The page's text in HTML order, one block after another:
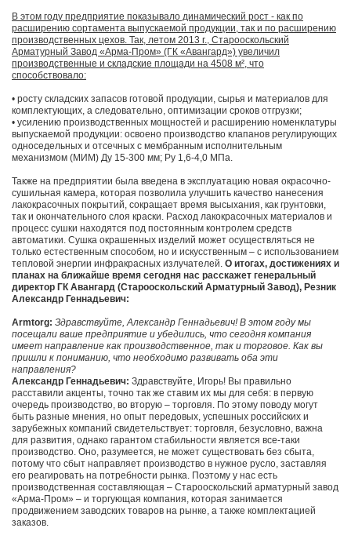
В этом году предприятие показывало динамический рост - как по
расширению сортамента выпускаемой продукции, так и по расширению
производственных цехов. Так, летом 2013 г., Старооскольский
Арматурный Завод «Арма-Пром» (ГК «Авангард») увеличил
производственные и складские площади на 4508 м², что
способствовало:
• росту складских запасов готовой продукции, сырья и материалов для
комплектующих, а следовательно, оптимизации сроков отгрузки;
• усилению производственных мощностей и расширению номенклатуры
выпускаемой продукции: освоено производство клапанов регулирующих
односедельных и отсечных с мембранным исполнительным
механизмом (МИМ) Ду 15-300 мм; Ру 1,6-4,0 МПа.
Также на предприятии была введена в эксплуатацию новая окрасочно-
сушильная камера, которая позволила улучшить качество нанесения
лакокрасочных покрытий, сокращает время высыхания, как грунтовки,
так и окончательного слоя краски. Расход лакокрасочных материалов и
процесс сушки находятся под постоянным контролем средств
автоматики. Сушка окрашенных изделий может осуществляться не
только естественным способом, но и искусственным – с использованием
тепловой энергии инфракрасных излучателей. О итогах, достижениях и
планах на ближайше время сегодня нас расскажет генеральный
директор ГК Авангард (Старооскольский Арматурный Завод), Резник
Александр Геннадьевич:
Armtorg: Здравствуйте, Александр Геннадьевич! В этом году мы
посещали ваше предприятие и убедились, что сегодня компания
имеет направление как производственное, так и торговое. Как вы
пришли к пониманию, что необходимо развивать оба эти
направления?
Александр Геннадьевич: Здравствуйте, Игорь! Вы правильно
расставили акценты, точно так же ставим их мы для себя: в первую
очередь производство, во вторую – торговля. По этому поводу могут
быть разные мнения, но опыт передовых, успешных российских и
зарубежных компаний свидетельствует: торговля, безусловно, важна
для развития, однако гарантом стабильности является все-таки
производство. Оно, разумеется, не может существовать без сбыта,
потому что сбыт направляет производство в нужное русло, заставляя
его реагировать на потребности рынка. Поэтому у нас есть
производственная составляющая – Старооскольский арматурный завод
«Арма-Пром» – и торгующая компания, которая занимается
продвижением заводских товаров на рынке, а также комплектацией
заказов.